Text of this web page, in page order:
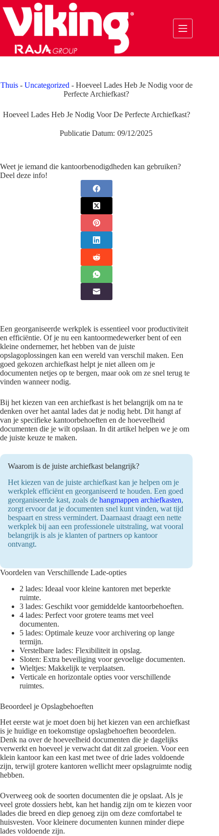
naar
inhoud
Thuis- Uncategorized - Hoeveel Lades Heb Je Nodig voor de
Perfecte Archiefkast?
Hoeveel Lades Heb Je Nodig Voor De Perfecte Archiefkast?
Publicatie Datum: 09/12/2025
Weet je iemand die kantoorbenodigdheden kan gebruiken?
Deel deze info!
Een georganiseerde werkplek is essentieel voor productiviteit
en efficiëntie. Of je nu een kantoormedewerker bent of een
kleine ondernemer, het hebben van de juiste
opslagoplossingen kan een wereld van verschil maken. Een
goed gekozen archiefkast helpt je niet alleen om je
documenten netjes op te bergen, maar ook om ze snel terug te
vinden wanneer nodig.
Bij het kiezen van een archiefkast is het belangrijk om na te
denken over het aantal lades dat je nodig hebt. Dit hangt af
van je specifieke kantoorbehoeften en de hoeveelheid
documenten die je wilt opslaan. In dit artikel helpen we je om
de juiste keuze te maken.
Waarom is de juiste archiefkast belangrijk?
Het kiezen van de juiste archiefkast kan je helpen om je
werkplek efficiënt en georganiseerd te houden. Een goed
georganiseerde kast, zoals de hangmappen archiefkasten,
zorgt ervoor dat je documenten snel kunt vinden, wat tijd
bespaart en stress vermindert. Daarnaast draagt een nette
werkplek bij aan een professionele uitstraling, wat vooral
belangrijk is als je klanten of partners op kantoor
ontvangt.
Voordelen van Verschillende Lade-opties
2 lades: Ideaal voor kleine kantoren met beperkte
ruimte.
3 lades: Geschikt voor gemiddelde kantoorbehoeften.
4 lades: Perfect voor grotere teams met veel
documenten.
5 lades: Optimale keuze voor archivering op lange
termijn.
Verstelbare lades: Flexibiliteit in opslag.
Sloten: Extra beveiliging voor gevoelige documenten.
Wieltjes: Makkelijk te verplaatsen.
Verticale en horizontale opties voor verschillende
ruimtes.
Beoordeel je Opslagbehoeften
Het eerste wat je moet doen bij het kiezen van een archiefkast
is je huidige en toekomstige opslagbehoeften beoordelen.
Denk na over de hoeveelheid documenten die je dagelijks
verwerkt en hoeveel je verwacht dat dit zal groeien. Voor een
klein kantoor kan een kast met twee of drie lades voldoende
zijn, terwijl grotere kantoren wellicht meer opslagruimte nodig
hebben.
Overweeg ook de soorten documenten die je opslaat. Als je
veel grote dossiers hebt, kan het handig zijn om te kiezen voor
lades die breed en diep genoeg zijn om deze comfortabel te
huisvesten. Voor kleinere documenten kunnen minder diepe
lades voldoende zijn.